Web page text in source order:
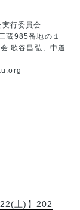
行委員会
番地の１
谷昌弘、中道
土)】202